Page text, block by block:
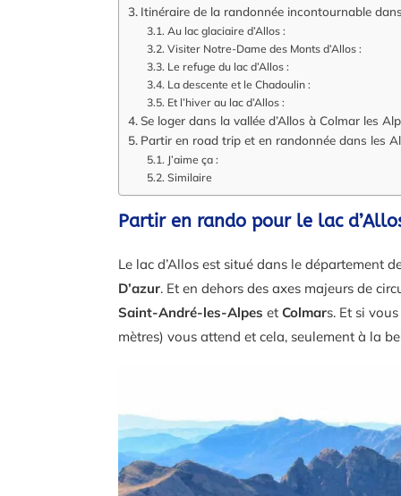
Itinéraire de la randonnée incontournable
Au lac glaciaire d’Allos :
Visiter Notre-Dame des Monts d’Allos :
Le refuge du lac d’Allos :
La descente et le Chadoulin :
Et l’hiver au lac d’Allos :
Se loger dans la vallée d’Allos à Colmar les
Partir en road trip et en randonnée dans les
J’aime ça :
Similaire
Partir en rando pour le lac
Le lac d’Allos est situé dans le département
D’azur. Et en dehors des axes majeurs de
Saint-André-les-Alpes et Colmars. Et si
mètres) vous attend et cela, seulement à la